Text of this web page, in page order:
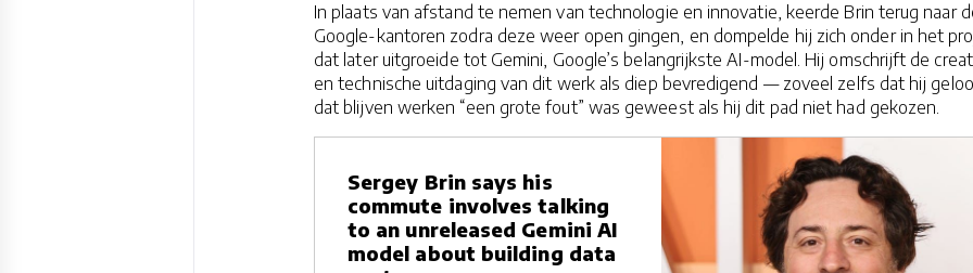
In plaats van afstand te nemen van technologie en innovatie, keerde Brin terug naar
Google-kantoren zodra deze weer open gingen, en dompelde hij zich onder in het
dat later uitgroeide tot Gemini, Google’s belangrijkste AI-model. Hij omschrijft de
en technische uitdaging van dit werk als diep bevredigend — zoveel zelfs dat hij
dat blijven werken “een grote fout” was geweest als hij dit pad niet had gekozen.
Sergey Brin says his
commute involves talking
to an unreleased Gemini AI
model about building data